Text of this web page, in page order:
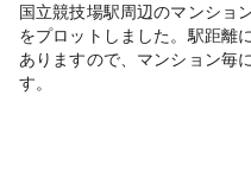
国立競技場駅周辺のマンショ
をプロットしました。駅距離
ありますので、マンション毎
す。